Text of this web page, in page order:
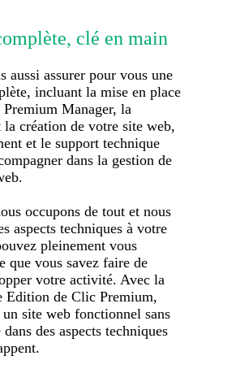
clé en main
aussi assurer pour vous une
incluant la mise en place
Manager, la
la création de votre site web,
et le support technique
dans la gestion de
occupons de tout et nous
aspects techniques à votre
pleinement vous
que vous savez faire de
votre activité. Avec la
Edition de Clic Premium,
site web fonctionnel sans
des aspects techniques